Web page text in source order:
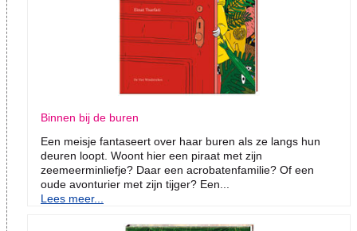
Binnen bij de buren
Een meisje fantaseert over haar buren als ze langs hun
deuren loopt. Woont hier een piraat met zijn
zeemeerminliefje? Daar een acrobatenfamilie? Of een
oude avonturier met zijn tijger? Een...
Lees meer...